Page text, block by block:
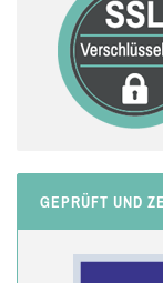
GEPRÜFT UND